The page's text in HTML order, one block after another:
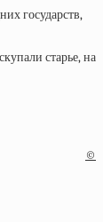
государств,
старье, на
©